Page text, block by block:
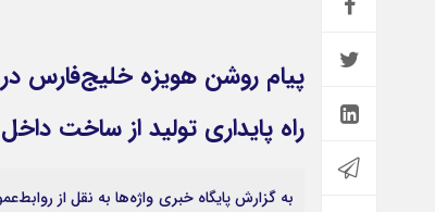
راه پایداری تولید از ساخت
به گزارش پایگاه خبری واژه‌ها به نقل از